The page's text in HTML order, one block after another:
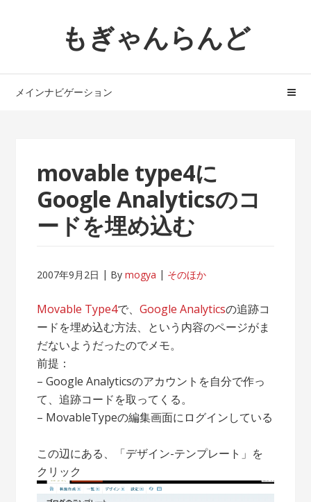
ョ
へ
もぎゃんらんど
メインナビゲーション
movable type4に
Google Analyticsのコ
ードを埋め込む
2007年9月2日 Bymogya そのほか
Movable Type4で、Google Analyticsの追跡コ
ードを埋め込む方法、という内容のページがま
だないようだったのでメモ。
前提：
– Google Analyticsのアカウントを自分で作っ
て、追跡コードを取ってくる。
– MovableTypeの編集画面にログインしている
この辺にある、「デザイン-テンプレート」を
クリック